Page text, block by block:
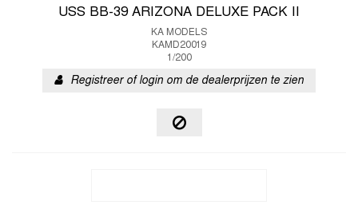
USS BB-39 ARIZONA DELUXE PACK II
KA MODELS
KAMD20019
1/200
Registreer of login om de dealerprijzen te zien